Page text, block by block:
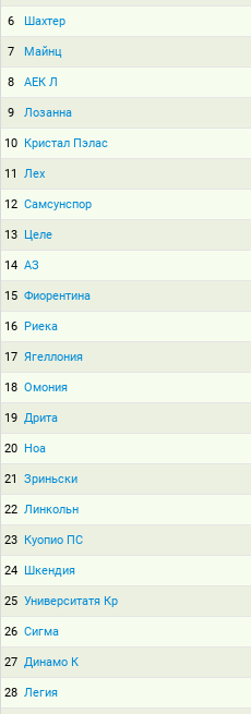
6 Шахтер
7 Майнц
8 АЕК Л
9 Лозанна
10 Кристал Пэлас
11 Лех
12 Самсунспор
13 Целе
14 АЗ
15 Фиорентина
16 Риека
17 Ягеллония
18 Омония
19 Дрита
20 Ноа
21 Зриньски
22 Линкольн
23 Куопио ПС
24 Шкендия
25 Университатя Кр
26 Сигма
27 Динамо К
28 Легия